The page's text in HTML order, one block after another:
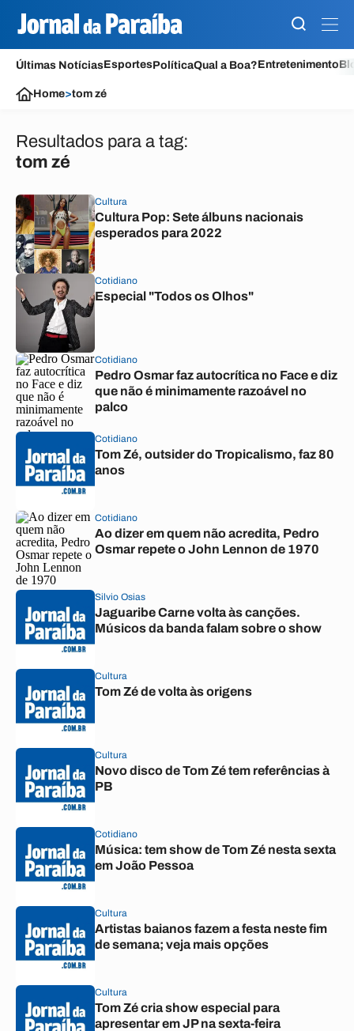
Últimas NotíciasEsportesPolíticaQual a Boa?Entretenimento
Home>tom zé
Resultados para a tag:
tom zé
Cultura
Cultura Pop: Sete álbuns nacionais
esperados para 2022
Cotidiano
Especial "Todos os Olhos"
Cotidiano
Pedro Osmar faz autocrítica no Face e diz
que não é minimamente razoável no
palco
Cotidiano
Tom Zé, outsider do Tropicalismo, faz 80
anos
Cotidiano
Ao dizer em quem não acredita, Pedro
Osmar repete o John Lennon de 1970
Silvio Osias
Jaguaribe Carne volta às canções.
Músicos da banda falam sobre o show
Cultura
Tom Zé de volta às origens
Cultura
Novo disco de Tom Zé tem referências à
PB
Cotidiano
Música: tem show de Tom Zé nesta sexta
em João Pessoa
Cultura
Artistas baianos fazem a festa neste fim
de semana; veja mais opções
Cultura
Tom Zé cria show especial para
apresentar em JP na sexta-feira